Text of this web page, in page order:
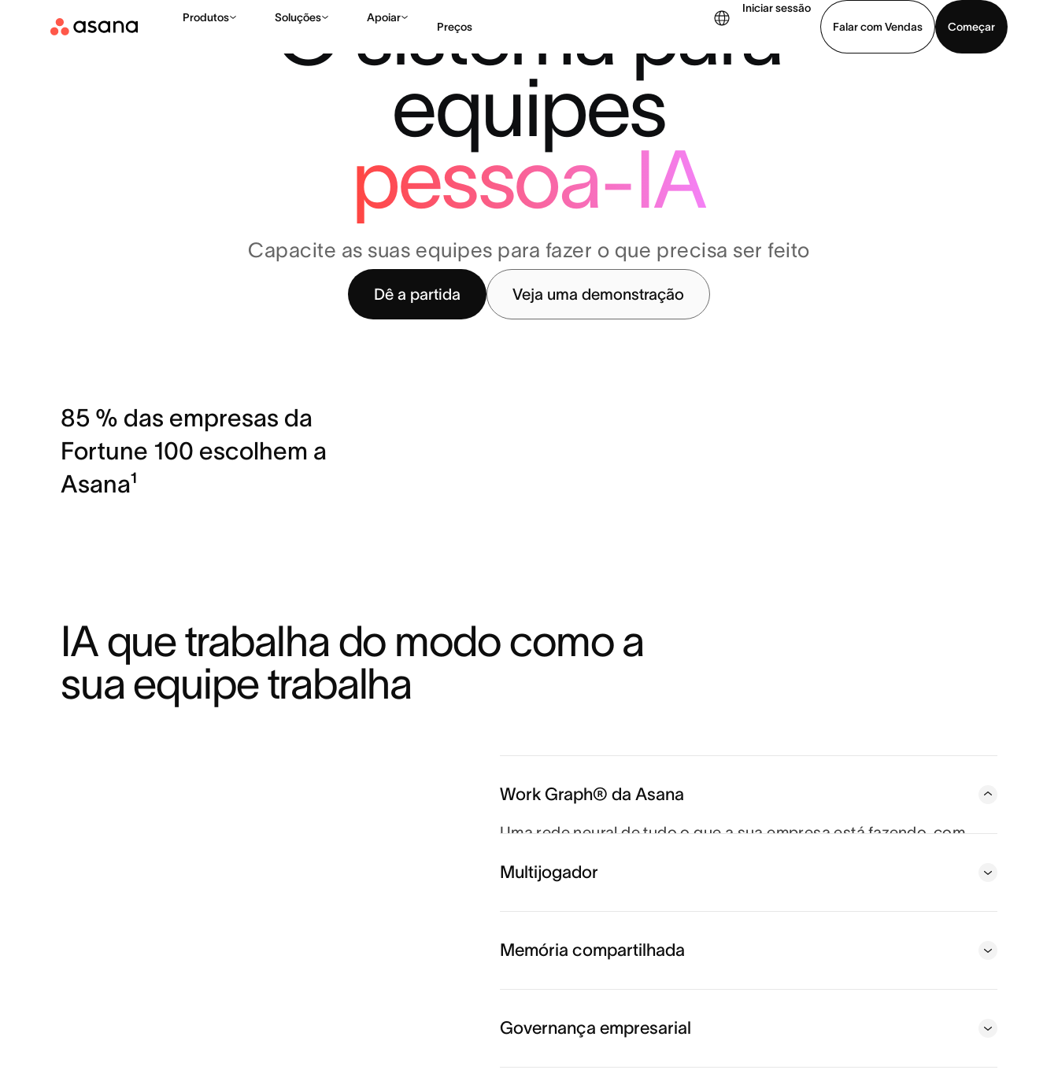
Produtos Soluções Apoiar
Preços
Iniciar sessão
Falar com Vendas
Começar
Falar com Vendas
O sistema para
equipes
pessoa-IA
Capacite as suas equipes para fazer o que precisa ser feito
Dê a partida Veja uma demonstração
85 % das empresas da
Fortune 100 escolhem a
Asana¹
IA que trabalha do modo como a
sua equipe trabalha
Work Graph® da Asana
Uma rede neural de tudo o que a sua empresa está fazendo, com
que pessoas e agentes sempre saibam quem está fazendo o quê,
Multijogador
Memória compartilhada
Governança empresarial